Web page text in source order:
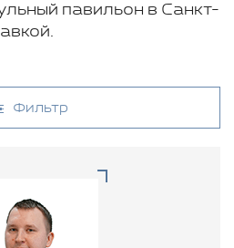
павильон в Санкт-
Фильтр